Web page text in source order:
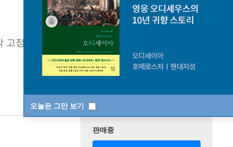
오늘은 그만 보기
고정으로 공포와 과호흡을 낮추는 즉시 대응 프로
판매중